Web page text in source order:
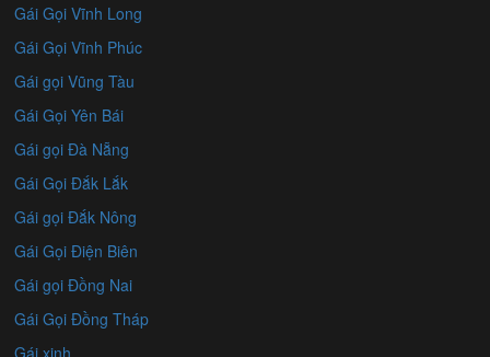
Gái Gọi Vĩnh Long
Gái Gọi Vĩnh Phúc
Gái gọi Vũng Tàu
Gái Gọi Yên Bái
Gái gọi Đà Nẵng
Gái Gọi Đắk Lắk
Gái gọi Đắk Nông
Gái Gọi Điện Biên
Gái gọi Đồng Nai
Gái Gọi Đồng Tháp
Gái xinh